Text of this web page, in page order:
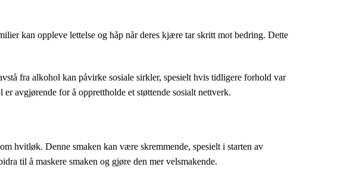
kan oppleve lettelse og håp når deres kjære tar skritt mot bedring. Dette
fra alkohol kan påvirke sosiale sirkler, spesielt hvis tidligere forhold var
avgjørende for å opprettholde et støttende sosialt nettverk.
hvitløk. Denne smaken kan være skremmende, spesielt i starten av
til å maskere smaken og gjøre den mer velsmakende.